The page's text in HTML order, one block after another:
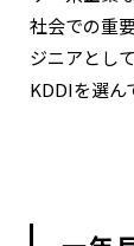
社会での重
ジニアとし
KDDIを選ん